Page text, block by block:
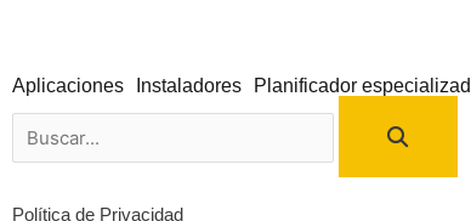
Aplicaciones Instaladores Planificador
Buscar
Política de Privacidad